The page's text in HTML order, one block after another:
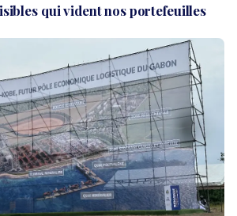
qui vident nos portefeuilles